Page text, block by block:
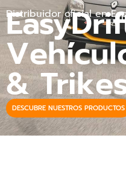
Distribuidor oficial en
&
DESCUBRE NUESTROS PRODUCTOS